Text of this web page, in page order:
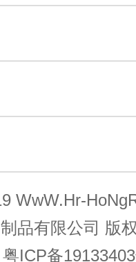
WwW.Hr-
品有限公司 版
粤ICP备